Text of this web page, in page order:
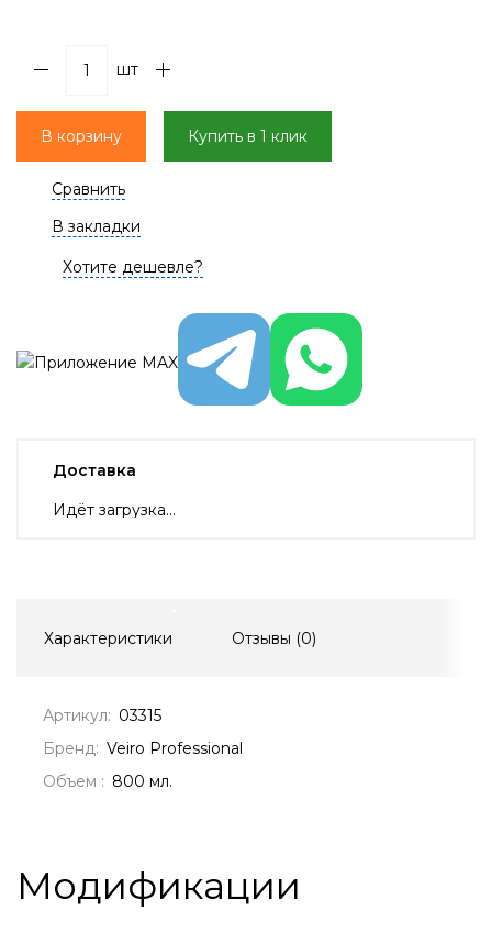
шт
В корзину Купить в 1 клик
Сравнить
В закладки
Хотите дешевле?
Доставка
Идёт загрузка...
Характеристики Отзывы (0)
Артикул: 03315
Бренд: Veiro Professional
Объем : 800 мл.
Модификации